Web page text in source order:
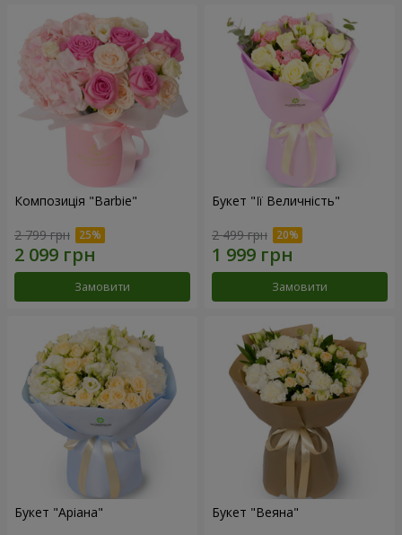
Композиція "Barbie"
2 799 грн
Замовити
Букет "Її Величність"
2 499 грн
Замовити
Букет "Аріана" Букет "Веяна"